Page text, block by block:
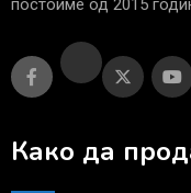
постоиме од 2015
Како да